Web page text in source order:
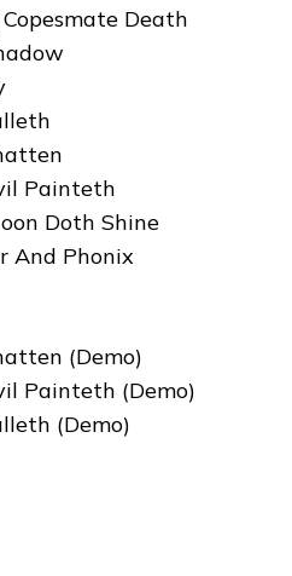
Death
Painteth
Doth Shine
And Phonix
(Demo)
Painteth (Demo)
(Demo)